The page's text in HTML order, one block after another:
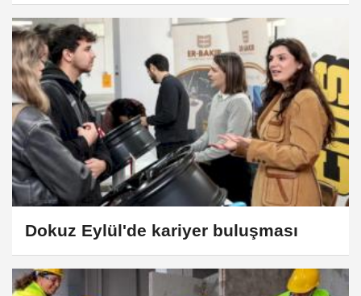
Dokuz Eylül'de kariyer buluşması